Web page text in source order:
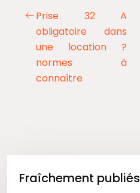
Prise 32 A
obligatoire dans
une location ?
normes à
connaître
Fraîchement publiés